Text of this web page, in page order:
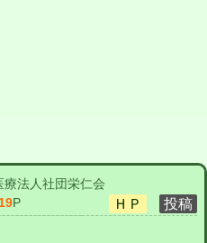
療法人社団栄仁会
P